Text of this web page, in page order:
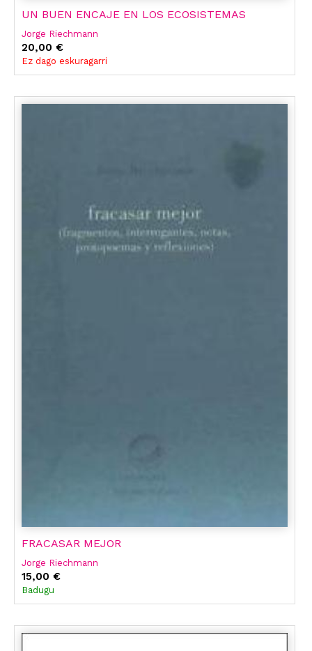
UN BUEN ENCAJE EN LOS ECOSISTEMAS
Jorge Riechmann
20,00 €
Ez dago eskuragarri
FRACASAR MEJOR
Jorge Riechmann
15,00 €
Badugu